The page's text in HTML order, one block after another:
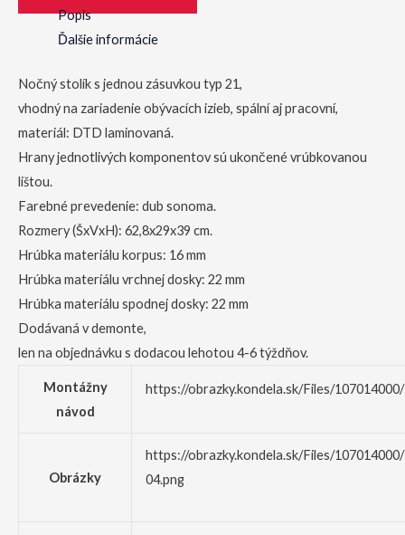
Popis
Ďalšie informácie
Nočný stolík s jednou zásuvkou typ 21,
vhodný na zariadenie obývacích izieb, spální aj pracovní,
materiál: DTD laminovaná.
Hrany jednotlivých komponentov sú ukončené vrúbkovanou
lištou.
Farebné prevedenie: dub sonoma.
Rozmery (ŠxVxH): 62,8x29x39 cm.
Hrúbka materiálu korpus: 16 mm
Hrúbka materiálu vrchnej dosky: 22 mm
Hrúbka materiálu spodnej dosky: 22 mm
Dodávaná v demonte,
len na objednávku s dodacou lehotou 4-6 týždňov.
Montážny
návod
https://obrazky.kondela.sk/Files/
Obrázky
https://obrazky.kondela.sk/Files/
04.png